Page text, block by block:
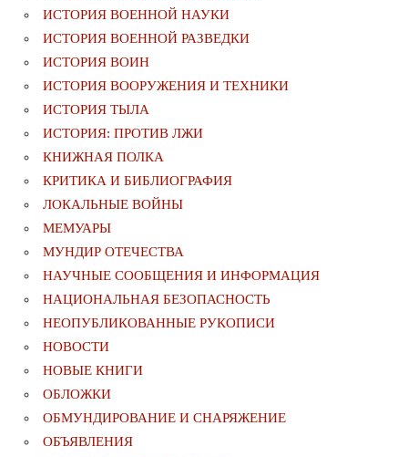
ИСТОРИЯ ВОЕННОЙ НАУКИ
ИСТОРИЯ ВОЕННОЙ РАЗВЕДКИ
ИСТОРИЯ ВОИН
ИСТОРИЯ ВООРУЖЕНИЯ И ТЕХНИКИ
ИСТОРИЯ ТЫЛА
ИСТОРИЯ: ПРОТИВ ЛЖИ
КНИЖНАЯ ПОЛКА
КРИТИКА И БИБЛИОГРАФИЯ
ЛОКАЛЬНЫЕ ВОЙНЫ
МЕМУАРЫ
МУНДИР ОТЕЧЕСТВА
НАУЧНЫЕ СООБЩЕНИЯ И ИНФОРМАЦИЯ
НАЦИОНАЛЬНАЯ БЕЗОПАСНОСТЬ
НЕОПУБЛИКОВАННЫЕ РУКОПИСИ
НОВОСТИ
НОВЫЕ КНИГИ
ОБЛОЖКИ
ОБМУНДИРОВАНИЕ И СНАРЯЖЕНИЕ
ОБЪЯВЛЕНИЯ